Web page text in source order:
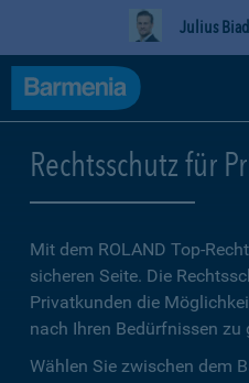
Julius
Rechtsschutz für
Mit dem ROLAND Top-
sicheren Seite. Die
Privatkunden die
nach Ihren Bedürfnissen zu
Wählen Sie zwischen dem